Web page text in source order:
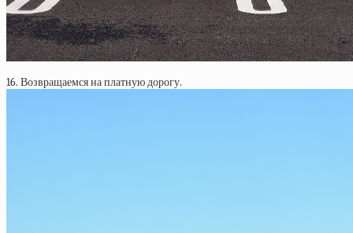
16. Возвращаемся на платную дорогу.